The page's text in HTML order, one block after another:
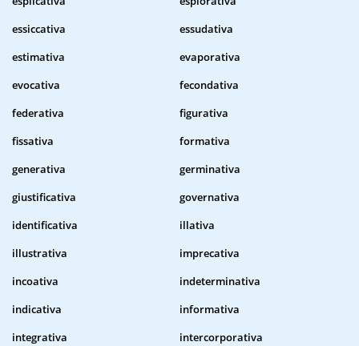
essiccativa
essudativa
estimativa
evaporativa
evocativa
fecondativa
federativa
figurativa
fissativa
formativa
generativa
germinativa
giustificativa
governativa
identificativa
illativa
illustrativa
imprecativa
incoativa
indeterminativa
indicativa
informativa
integrativa
intercorporativa